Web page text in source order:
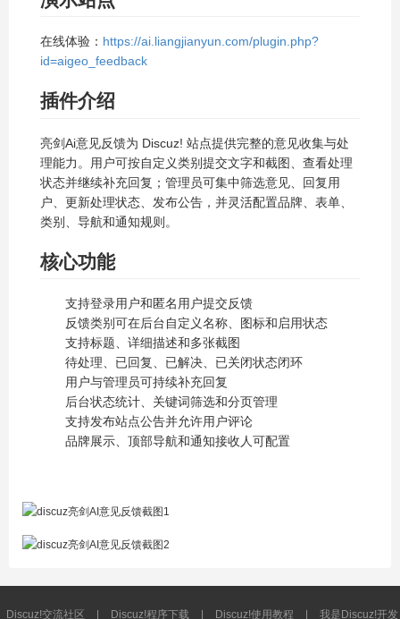
在线体验： https://ai.liangjianyun.com/plugin.php?
id=aigeo_feedback
插件介绍
亮剑Ai意见反馈为 Discuz! 站点提供完整的意见收集与处
理能力。用户可按自定义类别提交文字和截图、查看处理
状态并继续补充回复；管理员可集中筛选意见、回复用
户、更新处理状态、发布公告，并灵活配置品牌、表单、
类别、导航和通知规则。
核心功能
支持登录用户和匿名用户提交反馈
反馈类别可在后台自定义名称、图标和启用状态
支持标题、详细描述和多张截图
待处理、已回复、已解决、已关闭状态闭环
用户与管理员可持续补充回复
后台状态统计、关键词筛选和分页管理
支持发布站点公告并允许用户评论
品牌展示、顶部导航和通知接收人可配置
Discuz!交流社区 | Discuz!程序下载 | Discuz!使用教程 | 我是Discuz!开发